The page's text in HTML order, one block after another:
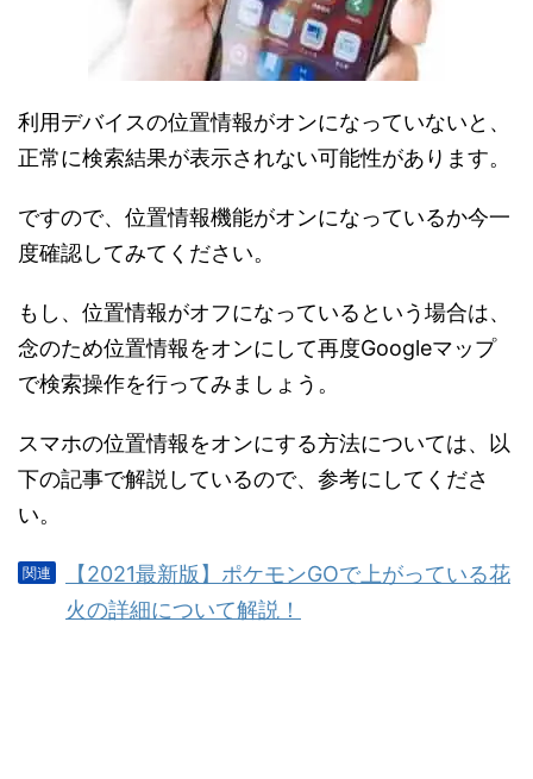
利用デバイスの位置情報がオンになっていないと、
正常に検索結果が表示されない可能性があります。
ですので、位置情報機能がオンになっているか今一
度確認してみてください。
もし、位置情報がオフになっているという場合は、
念のため位置情報をオンにして再度Googleマップ
で検索操作を行ってみましょう。
スマホの位置情報をオンにする方法については、以
下の記事で解説しているので、参考にしてくださ
い。
【2021最新版】ポケモンGOで上がっている花
火の詳細について解説！